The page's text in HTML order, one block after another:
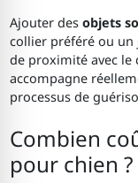
Ajouter desobjets
collier préféré ou un
de proximité avec le
accompagne
processus de
Combien
pour chien ?